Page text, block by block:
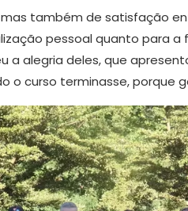
também de satisfação
pessoal quanto para a
a alegria deles, que
o curso terminasse, porque